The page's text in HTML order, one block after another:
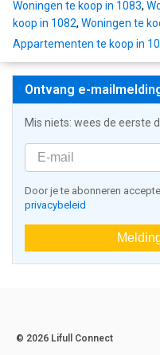
Woningen te koop in 1083,
koop in 1082, Woningen te
Appartementen te koop in
Ontvang e-
Mis niets: wees de eerste
Door je te abonneren
privacybeleid
© 2026 Lifull Connect